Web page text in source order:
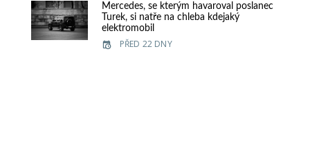
Mercedes, se kterým havaroval poslanec
Turek, si natře na chleba kdejaký
elektromobil
PŘED 22 DNY